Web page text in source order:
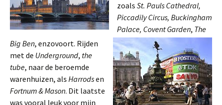
zoals St. Pauls Cathedral,
Piccadily Circus, Buckingham
Palace, Covent Garden, The
Big Ben, enzovoort. Rijden
met de Underground, the
tube, naar de beroemde
warenhuizen, als Harrodsen
Fortnum & Mason. Dit laatste
was vooral leuk voor mijn